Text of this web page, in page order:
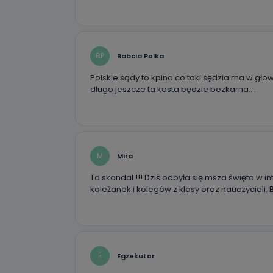
19 dostępu
Do
oraz
Jak
Można to
BP Babcia Polka
Polskie sądy to kpina co taki sędzia ma w
długo jeszcze ta kasta będzie bezkarna….
M Mira
To skandal !!! Dziś odbyła się msza święta w
koleżanek i kolegów z klasy oraz nauczycieli.
E Egzekutor